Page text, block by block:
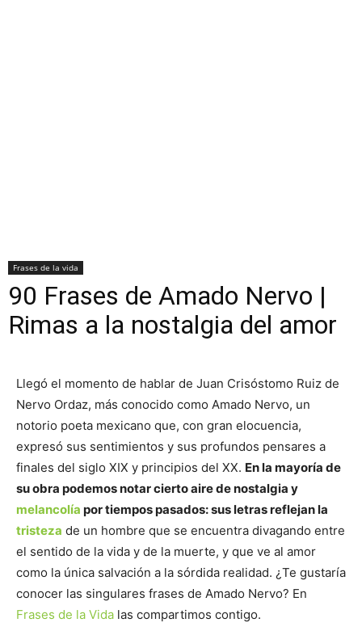
Frases de la vida
90 Frases de Amado Nervo |
Rimas a la nostalgia del amor
Llegó el momento de hablar de Juan Crisóstomo Ruiz de
Nervo Ordaz, más conocido como Amado Nervo, un
notorio poeta mexicano que, con gran elocuencia,
expresó sus sentimientos y sus profundos pensares a
finales del siglo XIX y principios del XX. En la mayoría de
su obra podemos notar cierto aire de nostalgia y
melancolía por tiempos pasados: sus letras reflejan la
tristeza de un hombre que se encuentra divagando entre
el sentido de la vida y de la muerte, y que ve al amor
como la única salvación a la sórdida realidad. ¿Te gustaría
conocer las singulares frases de Amado Nervo? En
Frases de la Vida las compartimos contigo.